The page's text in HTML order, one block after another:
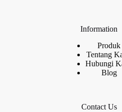
Information
Produk
Tentang
Hubungi
Blog
Contact Us